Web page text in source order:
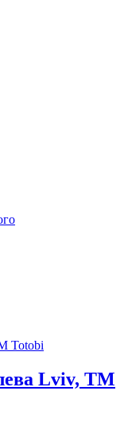
Lviv, ТМ